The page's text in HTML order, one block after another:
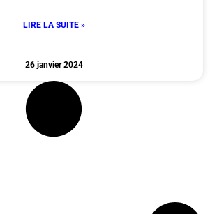
LIRE LA SUITE »
26 janvier 2024